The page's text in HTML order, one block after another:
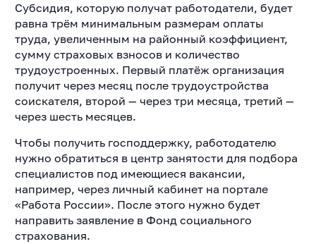
Субсидия, которую получат работодатели, будет
равна трём минимальным размерам оплаты
труда, увеличенным на районный коэффициент,
сумму страховых взносов и количество
трудоустроенных. Первый платёж организация
получит через месяц после трудоустройства
соискателя, второй — через три месяца, третий —
через шесть месяцев.
Чтобы получить господдержку, работодателю
нужно обратиться в центр занятости для подбора
специалистов под имеющиеся вакансии,
например, через личный кабинет на портале
«Работа России». После этого нужно будет
направить заявление в Фонд социального
страхования.